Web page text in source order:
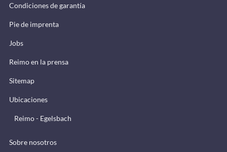
Condiciones de garantía
Pie de imprenta
Jobs
Reimo en la prensa
Sitemap
Ubicaciones
Reimo - Egelsbach
Sobre nosotros